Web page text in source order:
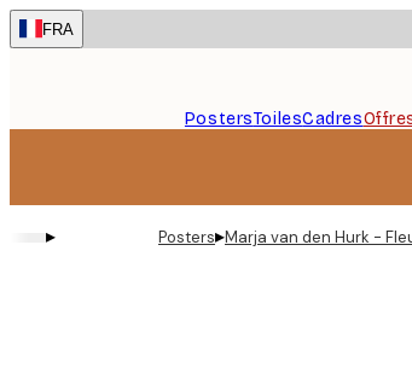
Skip
to
FRA
PostersToilesCadres
▸ Posters▸Marja van den Hurk -